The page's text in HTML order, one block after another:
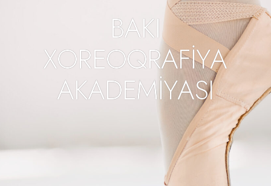
BAKI
XOREOQRAFİYA
AKADEMİYASI